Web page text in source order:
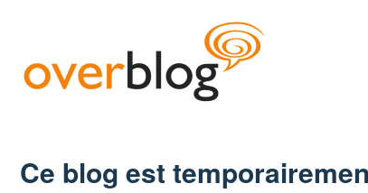
Ce blog est